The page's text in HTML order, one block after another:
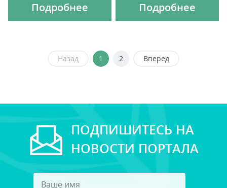
Подробнее Подробнее
Назад 1 2 Вперед
ПОДПИШИТЕСЬ НА
НОВОСТИ ПОРТАЛА